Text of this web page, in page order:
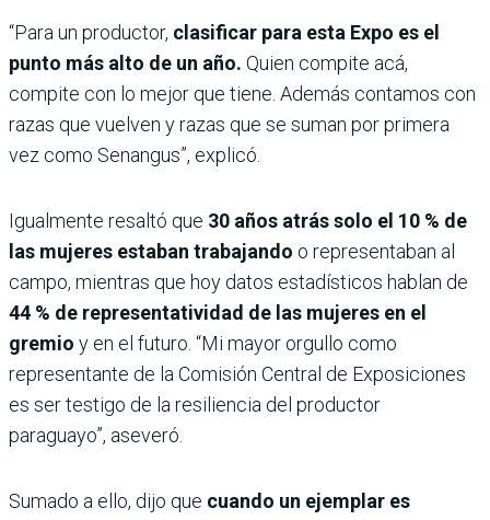
“Para un productor, clasificar para esta Expo es el
punto más alto de un año. Quien compite acá,
compite con lo mejor que tiene. Además contamos con
razas que vuelven y razas que se suman por primera
vez como Senangus”, explicó.
Igualmente resaltó que 30 años atrás solo el 10 % de
las mujeres estaban trabajando o representaban al
campo, mientras que hoy datos estadísticos hablan de
44 % de representatividad de las mujeres en el
gremio y en el futuro. “Mi mayor orgullo como
representante de la Comisión Central de Exposiciones
es ser testigo de la resiliencia del productor
paraguayo”, aseveró.
Sumado a ello, dijo que cuando un ejemplar es